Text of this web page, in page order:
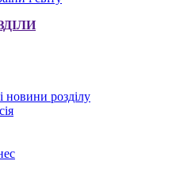
новини розділу